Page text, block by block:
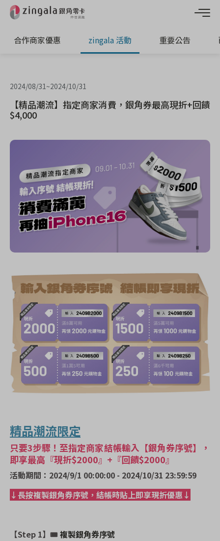
合作商家優惠 zingala 活動 重要公告
2024/08/31 ~2024/10/31
【精品潮流】指定商家消費，銀角券最高現折+回饋
$4,000
精品潮流限定
只要3步驟！至指定商家結帳輸入【銀角券序號】，
即享最高『現折$2000』+『回饋$2000』
活動期間：2024/9/1 00:00:00 - 2024/10/31 23:59:59
↓長按複製銀角券序號，結帳時貼上即享現折優惠↓
【Step 1】🎟複製銀角券序號